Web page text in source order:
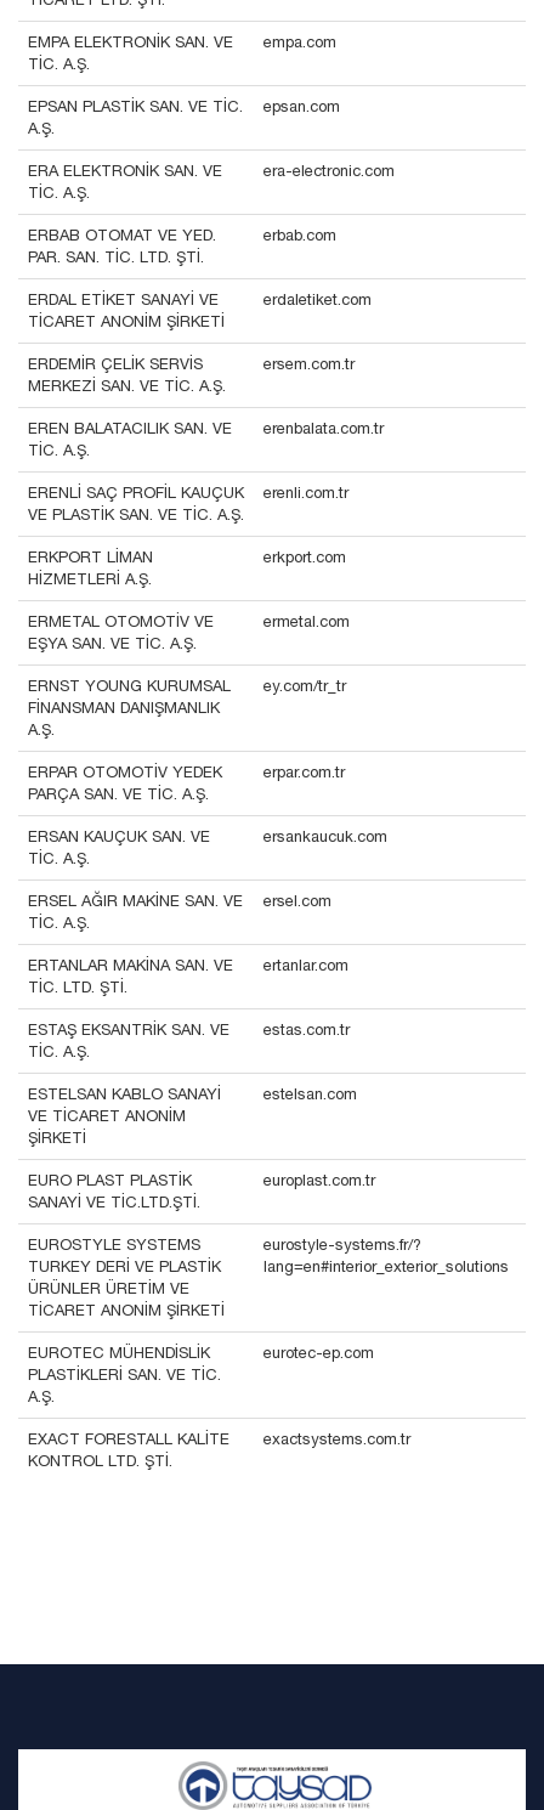
EMPA ELEKTRONİK SAN. VE
TİC. A.Ş.
empa.com
EPSAN PLASTİK SAN. VE TİC.
A.Ş.
epsan.com
ERA ELEKTRONİK SAN. VE
TİC. A.Ş.
era-electronic.com
ERBAB OTOMAT VE YED.
PAR. SAN. TİC. LTD. ŞTİ.
erbab.com
ERDAL ETİKET SANAYİ VE
TİCARET ANONİM ŞİRKETİ
erdaletiket.com
ERDEMİR ÇELİK SERVİS
MERKEZİ SAN. VE TİC. A.Ş.
ersem.com.tr
EREN BALATACILIK SAN. VE
TİC. A.Ş.
erenbalata.com.tr
ERENLİ SAÇ PROFİL KAUÇUK
VE PLASTİK SAN. VE TİC. A.Ş.
erenli.com.tr
ERKPORT LİMAN
HİZMETLERİ A.Ş.
erkport.com
ERMETAL OTOMOTİV VE
EŞYA SAN. VE TİC. A.Ş.
ermetal.com
ERNST YOUNG KURUMSAL
FİNANSMAN DANIŞMANLIK
A.Ş.
ey.com/tr_tr
ERPAR OTOMOTİV YEDEK
PARÇA SAN. VE TİC. A.Ş.
erpar.com.tr
ERSAN KAUÇUK SAN. VE
TİC. A.Ş.
ersankaucuk.com
ERSEL AĞIR MAKİNE SAN. VE
TİC. A.Ş.
ersel.com
ERTANLAR MAKİNA SAN. VE
TİC. LTD. ŞTİ.
ertanlar.com
ESTAŞ EKSANTRİK SAN. VE
TİC. A.Ş.
estas.com.tr
ESTELSAN KABLO SANAYİ
VE TİCARET ANONİM
ŞİRKETİ
estelsan.com
EURO PLAST PLASTİK
SANAYİ VE TİC.LTD.ŞTİ.
europlast.com.tr
EUROSTYLE SYSTEMS
TURKEY DERİ VE PLASTİK
ÜRÜNLER ÜRETİM VE
TİCARET ANONİM ŞİRKETİ
eurostyle-systems.fr/?
lang=en#interior_exterior_solutions
EUROTEC MÜHENDİSLİK
PLASTİKLERİ SAN. VE TİC.
A.Ş.
eurotec-ep.com
EXACT FORESTALL KALİTE
KONTROL LTD. ŞTİ.
exactsystems.com.tr